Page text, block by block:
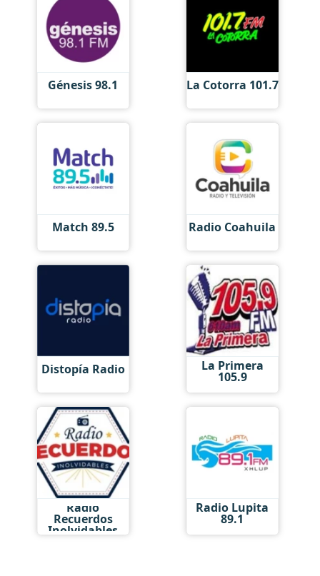
Génesis 98.1 La Cotorra 101.7
Match 89.5 Radio Coahuila
Distopía Radio La Primera
105.9
Radio
Recuerdos
Inolvidables
Radio Lupita
89.1